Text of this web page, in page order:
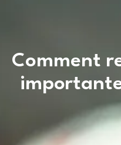
Comment